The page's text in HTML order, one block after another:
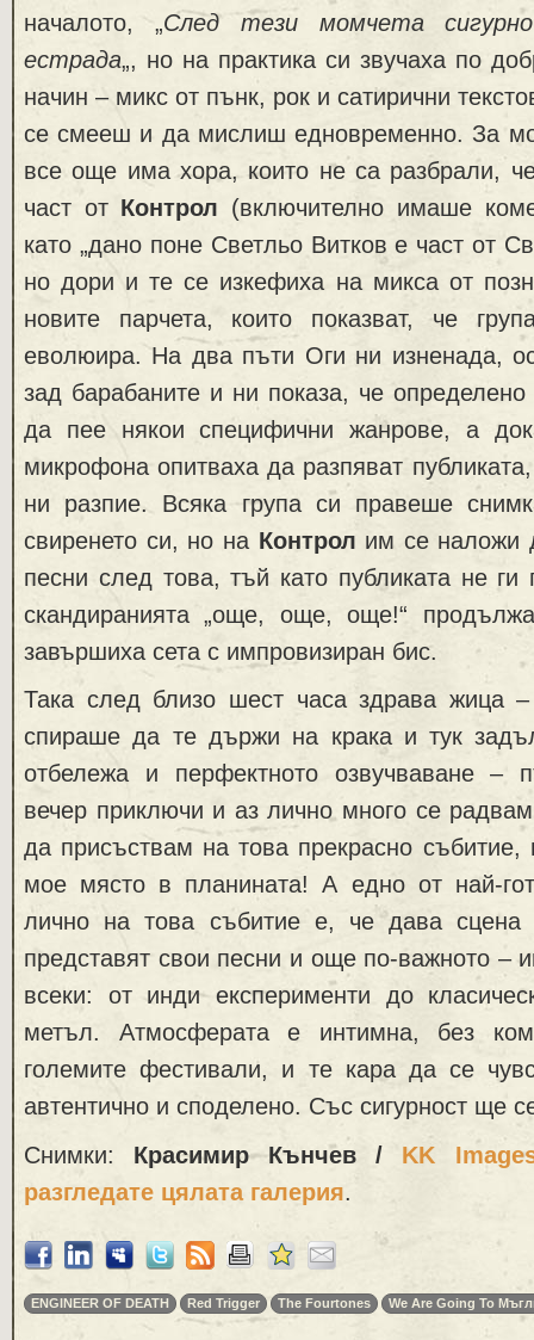
началото, „След тези момчета
естрада„, но на практика си звучаха по
начин – микс от пънк, рок и сатирични
се смееш и да мислиш едновременно. За
все още има хора, които не са разбрали,
част от Контрол (включително имаше
като „дано поне Светльо Витков е част от
но дори и те се изкефиха на микса от
новите парчета, които показват, че
еволюира. На два пъти Оги ни изненада,
зад барабаните и ни показа, че
да пее някои специфични жанрове, а
микрофона опитваха да разпяват
ни разпие. Всяка група си правеше
свиренето си, но на Контрол им се наложи
песни след това, тъй като публиката не
скандиранията „още, още, още!“
завършиха сета с импровизиран бис.
Така след близо шест часа здрава жица
спираше да те държи на крака и тук
отбележа и перфектното озвучваване –
вечер приключи и аз лично много се
да присъствам на това прекрасно
мое място в планината! А едно от най-
лично на това събитие е, че дава сцена
представят свои песни и още по-важното –
всеки: от инди експерименти до
метъл. Атмосферата е интимна, без
големите фестивали, и те кара да се
автентично и споделено. Със сигурност ще
Снимки: Красимир Кънчев / KK
разгледате цялата галерия.
ENGINEER OF DEATH Red Trigger The Fourtones We Are Going To